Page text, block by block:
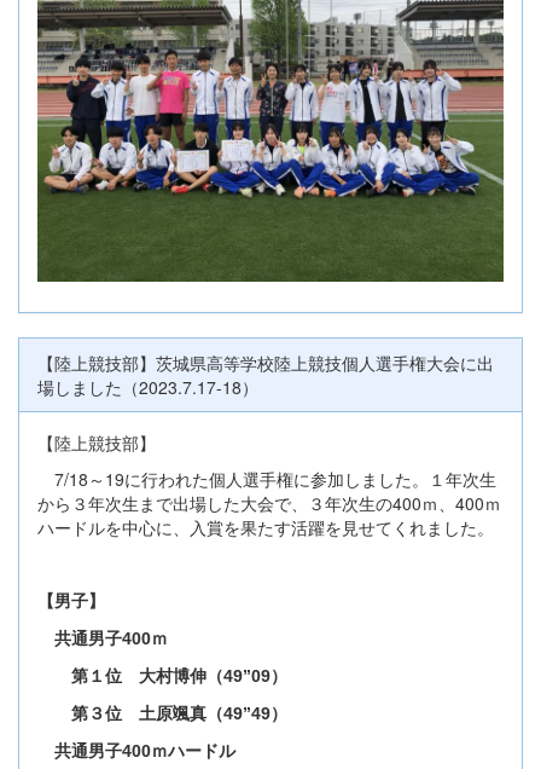
【陸上競技部】茨城県高等学校陸上競技個人選手権大会に出
場しました（2023.7.17-18）
【陸上競技部】
7/18～19に行われた個人選手権に参加しました。１年次生
から３年次生まで出場した大会で、３年次生の400ｍ、400ｍ
ハードルを中心に、入賞を果たす活躍を見せてくれました。
【男子】
共通男子400ｍ
第１位 大村博伸（49”09）
第３位 土原颯真（49”49）
共通男子400ｍハードル